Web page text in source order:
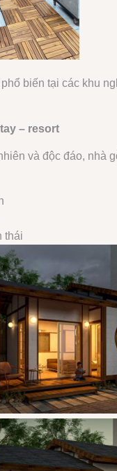
phổ biến tại các khu
– resort
và độc đáo, nhà
thái